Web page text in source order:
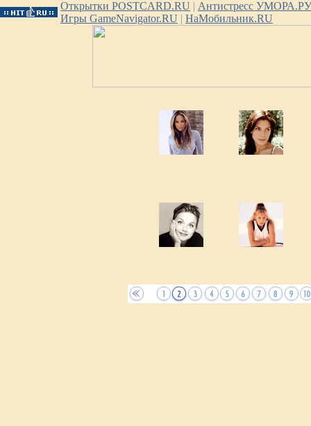
Открытки POSTCARD.RU | Антистресс УМОРА.РУ
Игры GameNavigator.RU | НаМобильник.RU